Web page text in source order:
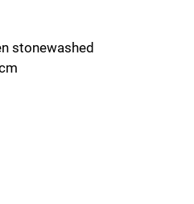
stonewashed